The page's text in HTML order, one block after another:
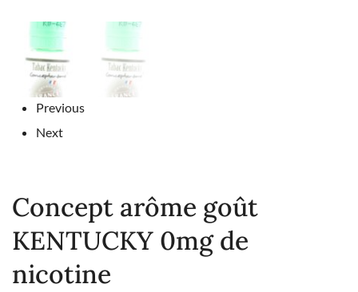
Previous
Next
Concept arôme goût
KENTUCKY 0mg de
nicotine